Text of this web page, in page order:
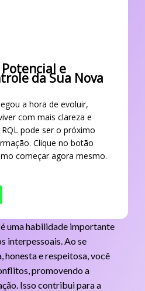
e
da Sua Nova
a hora de evoluir,
com mais clareza e
pode ser o próximo
Clique no botão
começar agora mesmo.
uma habilidade importante
interpessoais. Ao se
honesta e respeitosa, você
promovendo a
Isso contribui para a